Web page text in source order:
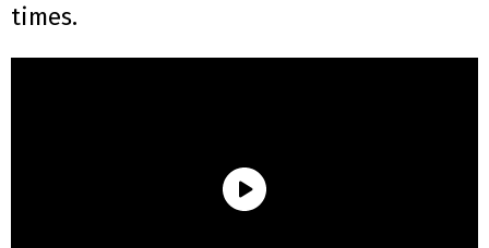
times.